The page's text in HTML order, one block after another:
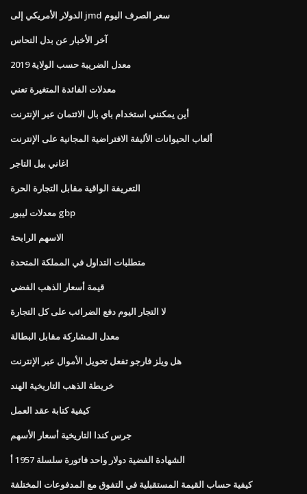
الدولار الأمريكي إلى jmd سعر الصرف اليوم
آخر الأخبار عن بدل النحاس
معدل الضريبة حسب الولاية 2019
معدلات الفائدة المتغيرة تعني
أين يمكنني استخدام باي بال الائتمان عبر الإنترنت
ألعاب الحيوانات الأليفة الافتراضية المجانية على الإنترنت
اغاني بيل التاجر
التعريفة الواقية مقابل التجارة الحرة
معدلات ليبور gbp
الاسهم الرابحة
متطلبات التداول في المملكة المتحدة
قيمة أسعار الذهب الفضي
لا التجار اليوم دفع الضرائب على كل التجارة
معدل المشاركة مقابل البطالة
هل ويلز فارجو تفعل تحويل الأموال عبر الإنترنت
خريطة الذهب التاريخية الهند
كيفية كتابة عقد العمل
جرس كندا التاريخية أسعار الأسهم
الشهادة الفضية دولار واحد فاتورة سلسلة 1957 أ
كيفية حساب القيمة المستقبلية في التفوق مع المدفوعات المختلفة